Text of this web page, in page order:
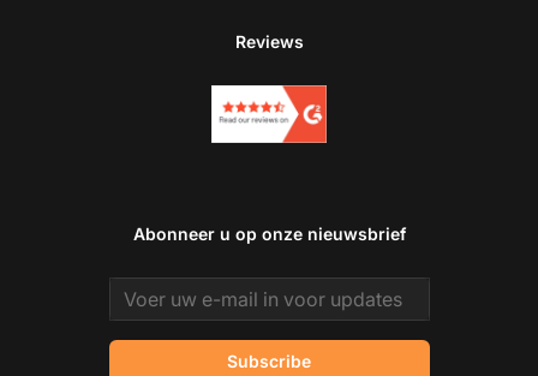
Reviews
Abonneer u op onze nieuwsbrief
Email address
Subscribe